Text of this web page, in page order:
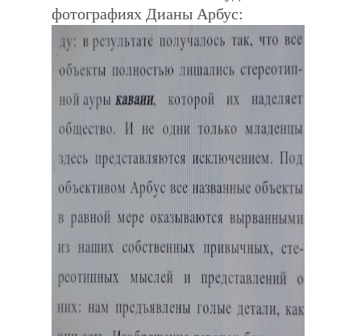
фотографиях Дианы Арбус: